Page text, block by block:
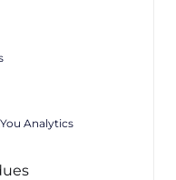
Analytics